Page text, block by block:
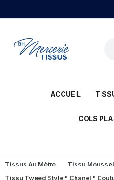
ACCUEIL
COLS
Tissus Au Mètre Tissu
Tissu Tweed Style " Chanel "